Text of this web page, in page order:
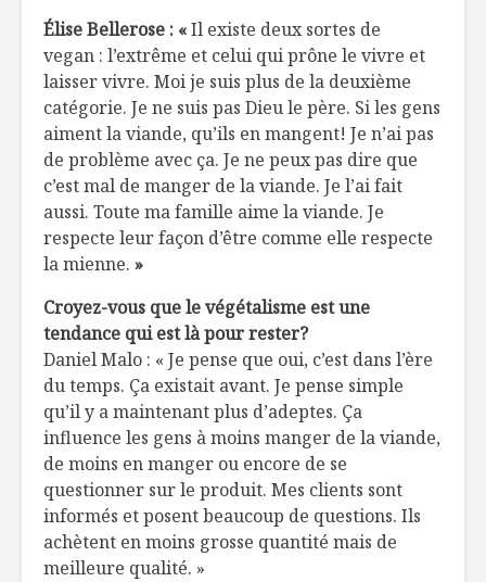
Élise Bellerose : «Il existe deux sortes de
vegan : l’extrême et celui qui prône le vivre et
laisser vivre. Moi je suis plus de la deuxième
catégorie. Je ne suis pas Dieu le père. Si les gens
aiment la viande, qu’ils en mangent! Je n’ai pas
de problème avec ça. Je ne peux pas dire que
c’est mal de manger de la viande. Je l’ai fait
aussi. Toute ma famille aime la viande. Je
respecte leur façon d’être comme elle respecte
la mienne. »
Croyez-vous que le végétalisme est une
tendance qui est là pour rester?
Daniel Malo : « Je pense que oui, c’est dans l’ère
du temps. Ça existait avant. Je pense simple
qu’il y a maintenant plus d’adeptes. Ça
influence les gens à moins manger de la viande,
de moins en manger ou encore de se
questionner sur le produit. Mes clients sont
informés et posent beaucoup de questions. Ils
achètent en moins grosse quantité mais de
meilleure qualité. »